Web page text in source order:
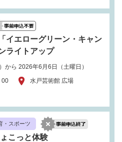
イエローグリーン・キャン
ライトアップ
から 2026年6月6日（土曜日）
00
水戸芸術館 広場
・スポーツ
こっと体験